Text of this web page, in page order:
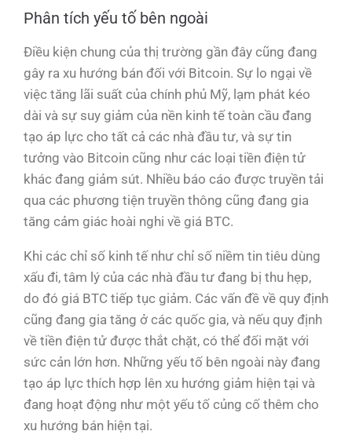
Phân tích yếu tố bên ngoài
Điều kiện chung của thị trường gần đây cũng đang
gây ra xu hướng bán đối với Bitcoin. Sự lo ngại về
việc tăng lãi suất của chính phủ Mỹ, lạm phát kéo
dài và sự suy giảm của nền kinh tế toàn cầu đang
tạo áp lực cho tất cả các nhà đầu tư, và sự tin
tưởng vào Bitcoin cũng như các loại tiền điện tử
khác đang giảm sút. Nhiều báo cáo được truyền tải
qua các phương tiện truyền thông cũng đang gia
tăng cảm giác hoài nghi về giá BTC.
Khi các chỉ số kinh tế như chỉ số niềm tin tiêu dùng
xấu đi, tâm lý của các nhà đầu tư đang bị thu hẹp,
do đó giá BTC tiếp tục giảm. Các vấn đề về quy định
cũng đang gia tăng ở các quốc gia, và nếu quy định
về tiền điện tử được thắt chặt, có thể đối mặt với
sức cản lớn hơn. Những yếu tố bên ngoài này đang
tạo áp lực thích hợp lên xu hướng giảm hiện tại và
đang hoạt động như một yếu tố củng cố thêm cho
xu hướng bán hiện tại.